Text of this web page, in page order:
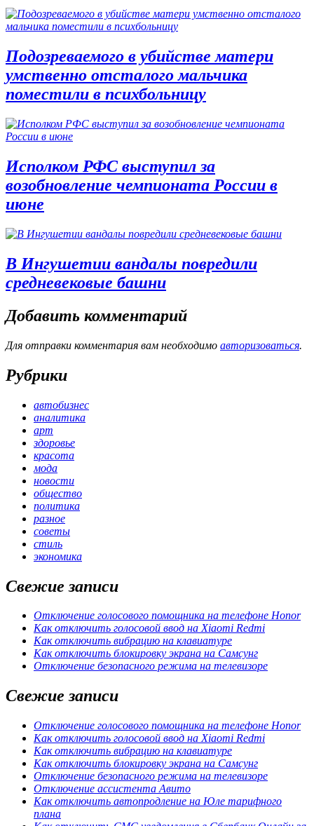
Подозреваемого в убийстве матери
умственно отсталого мальчика
поместили в психбольницу
Исполком РФС выступил за
возобновление чемпионата России в
июне
В Ингушетии вандалы повредили
средневековые башни
Добавить комментарий
Для отправки комментария вам необходимо авторизоваться.
Рубрики
автобизнес
аналитика
арт
здоровье
красота
мода
новости
общество
политика
разное
советы
стиль
экономика
Свежие записи
Отключение голосового помощника на телефоне Honor
Как отключить голосовой ввод на Xiaomi Redmi
Как отключить вибрацию на клавиатуре
Как отключить блокировку экрана на Самсунг
Отключение безопасного режима на телевизоре
Свежие записи
Отключение голосового помощника на телефоне Honor
Как отключить голосовой ввод на Xiaomi Redmi
Как отключить вибрацию на клавиатуре
Как отключить блокировку экрана на Самсунг
Отключение безопасного режима на телевизоре
Отключение ассистента Авито
Как отключить автопродление на Юле тарифного
плана